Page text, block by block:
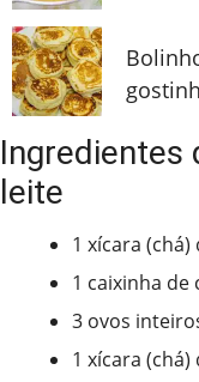
Ingredientes
leite
1 xícara (chá)
1 caixinha de
3 ovos
1 xícara